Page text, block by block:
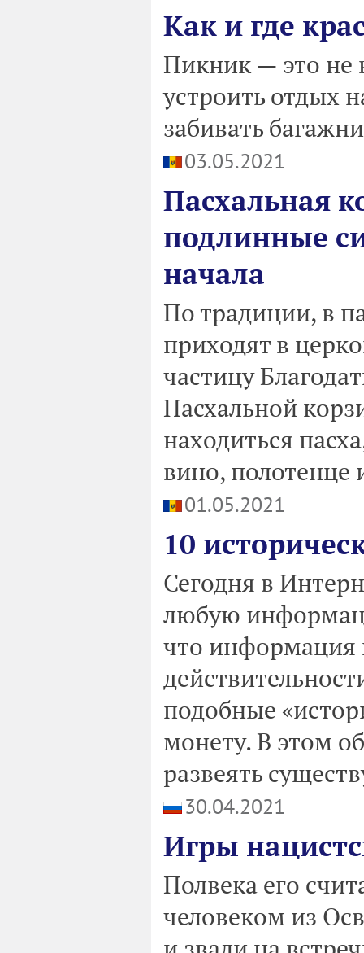
Как и где
Пикник — это не
устроить отдых
забивать
03.05.2021
Пасхальная
подлинные
начала
По традиции, в
приходят в
частицу
Пасхальной
находиться
вино, полотенце
01.05.2021
10
Сегодня в
любую
что информация
подобные
монету. В этом
развеять
30.04.2021
Игры
Полвека его
человеком из